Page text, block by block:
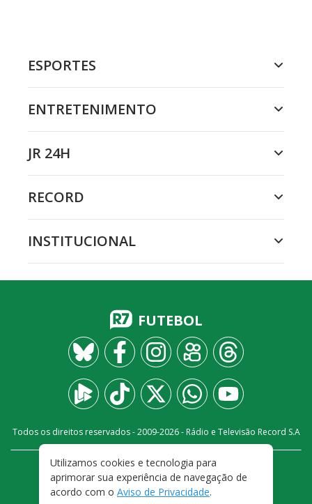
ESPORTES
ENTRETENIMENTO
JR 24H
RECORD
INSTITUCIONAL
FUTEBOL
Todos os direitos reservados - 2009-2026- Rádio e Televisão Record S.A
FALE CONOSCO
PRIVACIDADE
TERMOS E CONDIÇÕES DE USO
Utilizamos cookies e tecnologia para
aprimorar sua experiência de navegação de
acordo com o Aviso de Privacidade.